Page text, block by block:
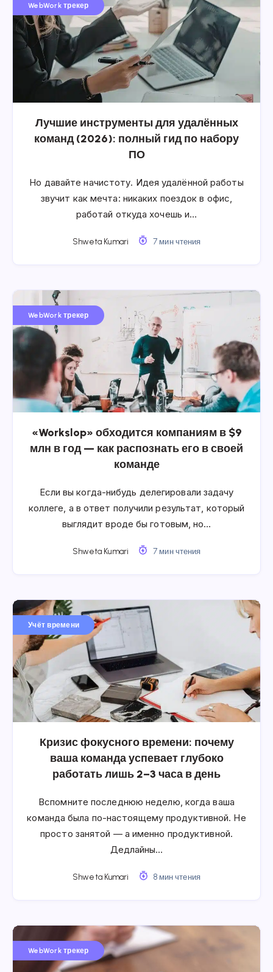
WebWork трекер
Лучшие инструменты для удалённых
команд (2026): полный гид по набору
ПО
Но давайте начистоту. Идея удалённой работы
звучит как мечта: никаких поездок в офис,
работай откуда хочешь и…
Shweta Kumari 7 мин чтения
WebWork трекер
«Workslop» обходится компаниям в $9
млн в год — как распознать его в своей
команде
Если вы когда-нибудь делегировали задачу
коллеге, а в ответ получили результат, который
выглядит вроде бы готовым, но…
Shweta Kumari 7 мин чтения
Учёт времени
Кризис фокусного времени: почему
ваша команда успевает глубоко
работать лишь 2–3 часа в день
Вспомните последнюю неделю, когда ваша
команда была по-настоящему продуктивной. Не
просто занятой — а именно продуктивной.
Дедлайны…
Shweta Kumari 8 мин чтения
WebWork трекер